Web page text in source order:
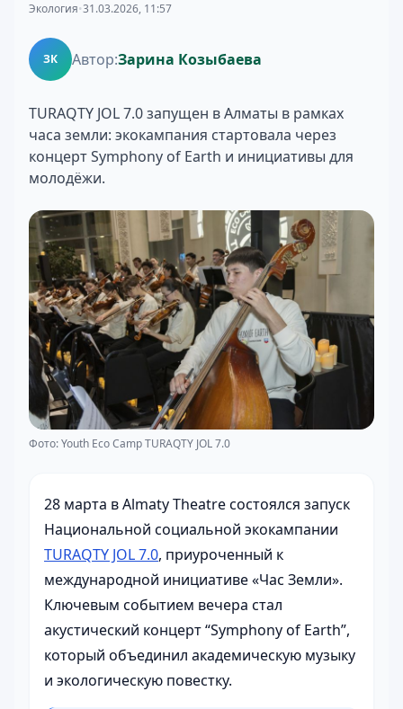
Экология•31.03.2026, 11:57
ЗК Автор:Зарина Козыбаева
TURAQTY JOL 7.0 запущен в Алматы в рамках
часа земли: экокампания стартовала через
концерт Symphony of Earth и инициативы для
молодёжи.
Фото: Youth Eco Camp TURAQTY JOL 7.0
28 марта в Almaty Theatre состоялся запуск
Национальной социальной экокампании
TURAQTY JOL 7.0, приуроченный к
международной инициативе «Час Земли».
Ключевым событием вечера стал
акустический концерт “Symphony of Earth”,
который объединил академическую музыку
и экологическую повестку.